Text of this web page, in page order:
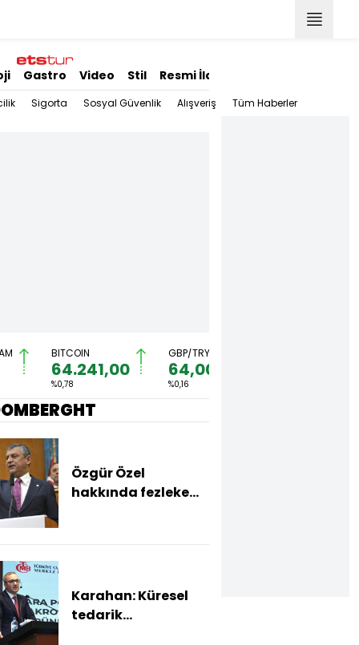
Gastro Video Stil Resmi İlanlar
Sigorta Sosyal Güvenlik Alışveriş Tüm Haberler
BITCOIN
64.241,00
%0,78
GBP/TRY
64,0002
%0,16
Özgür Özel
hakkında fezleke
Karahan: Küresel
tedarik